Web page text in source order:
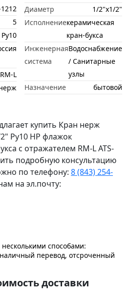
1212
5
Ру10
RM-L
Диаметр
1/2"x1/2"
Исполнениекерамическая
кран-букса
Инженерная
система
Водоснабжение
/ Санитарные
узлы
Назначение
бытовой
купить Кран нерж
Ру10 НР флажок
с отражателем RM-L ATS-
подробную консультацию
по телефону: 8 (843) 254-
на эл.почту:
способами:
перевод, отсроченный
доставки